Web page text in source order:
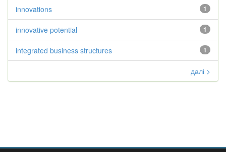
1
innovations
1
innovative potential
1
integrated business structures
далі >